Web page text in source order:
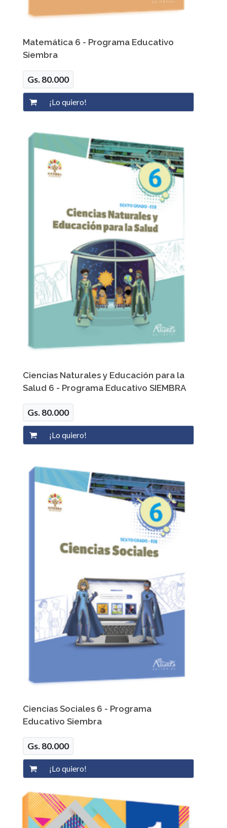
Matemática 6 - Programa Educativo
Siembra
Gs. 80.000
Ciencias Naturales y Educación para la
Salud 6 - Programa Educativo SIEMBRA
Gs. 80.000
Ciencias Sociales 6 - Programa
Educativo Siembra
Gs. 80.000